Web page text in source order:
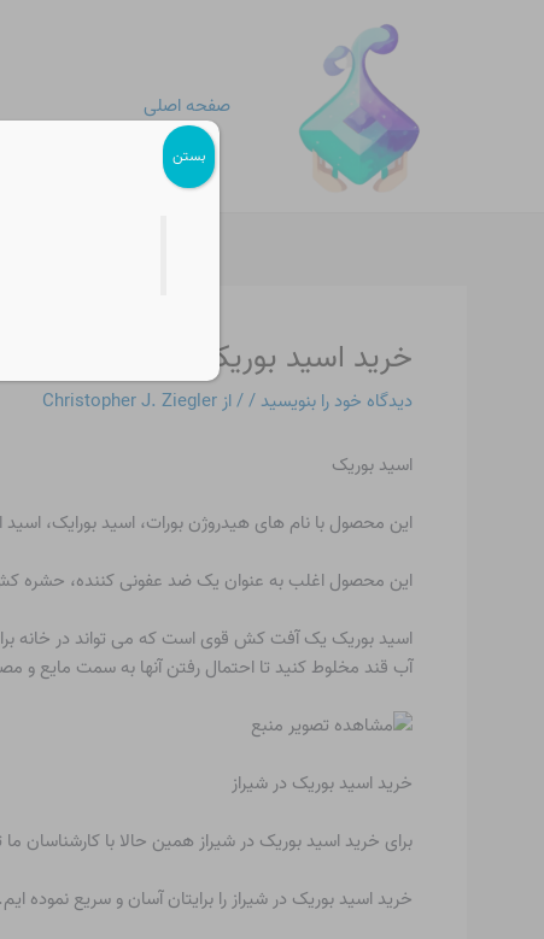
صفحه اصلی
خرید اسید بوریک در شیراز
دیدگاه‌ خود را بنویسید // ازChristopher J. Ziegler
اسید بوریک
این محصول با نام های هیدروژن بورات، اسید بورایک،
این محصول اغلب به عنوان یک ضد عفونی کننده، حشره
اسید بوریک یک آفت کش قوی است که می تواند در خانه برای
آب قند مخلوط کنید تا احتمال رفتن آنها به سمت مایع و
خرید اسید بوریک در شیراز
برای خرید اسید بوریک در شیراز همین حالا با کارشناسان
خرید اسید بوریک در شیراز را برایتان آسان و سریع نموده ایم.
نوشته
بستن